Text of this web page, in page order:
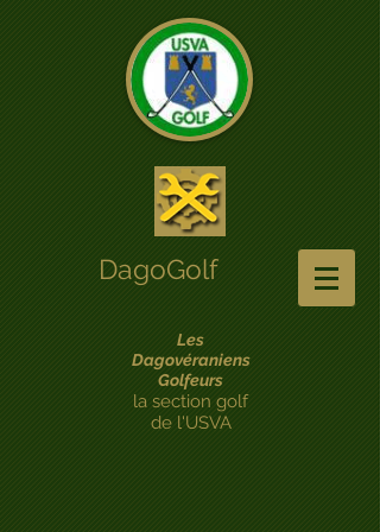
DagoGolf
Les
Dagovéraniens
Golfeurs
la section golf
de l'USVA